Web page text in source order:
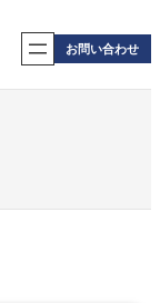
お問い合わせ